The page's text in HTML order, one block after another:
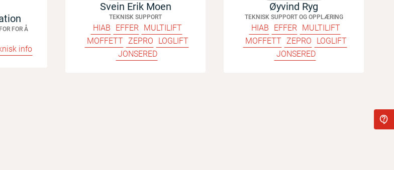
FOR Å
info
Svein Erik Moen
TEKNISK SUPPORT
HIAB EFFER MULTILIFT
MOFFETT ZEPRO
LOGLIFT
JONSERED
Øyvind Ryg
TEKNISK SUPPORT OG OPPLÆRING
HIAB EFFER MULTILIFT
MOFFETT ZEPRO
LOGLIFT
JONSERED